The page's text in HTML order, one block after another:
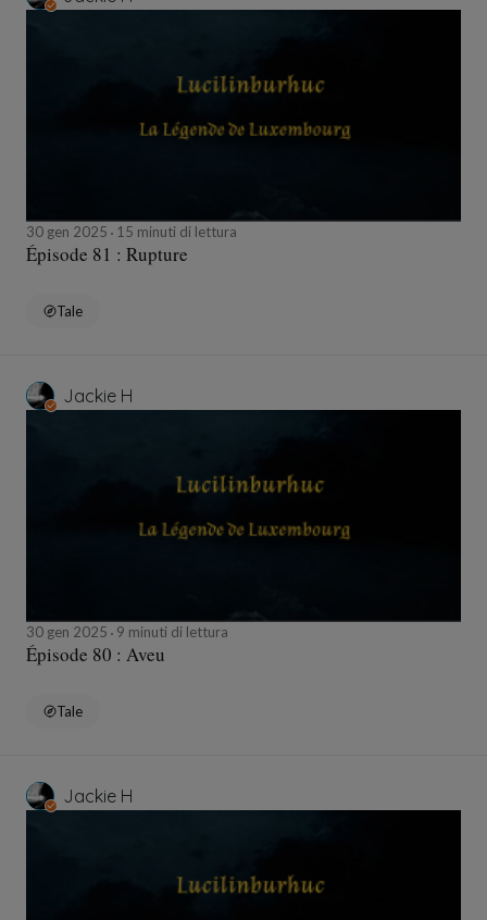
30 gen 2025 15 minuti di lettura
Épisode 81 : Rupture
Tale
Jackie H
30 gen 2025 9 minuti di lettura
Épisode 80 : Aveu
Tale
Jackie H